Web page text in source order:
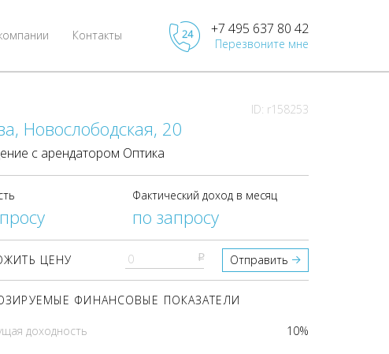
Контакты +7 495 637 80 42
Перезвоните мне
ID: r158253
Новослободская, 20
с арендатором Оптика
Фактический доход в месяц
по запросу
ЦЕНУ pуб Отправить
ФИНАНСОВЫЕ ПОКАЗАТЕЛИ
доходность 10%